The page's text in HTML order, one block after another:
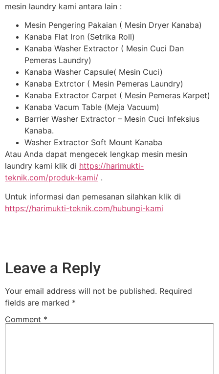
mesin laundry kami antara lain :
Mesin Pengering Pakaian ( Mesin Dryer Kanaba)
Kanaba Flat Iron (Setrika Roll)
Kanaba Washer Extractor ( Mesin Cuci Dan
Pemeras Laundry)
Kanaba Washer Capsule( Mesin Cuci)
Kanaba Extrctor ( Mesin Pemeras Laundry)
Kanaba Extractor Carpet ( Mesin Pemeras Karpet)
Kanaba Vacum Table (Meja Vacuum)
Barrier Washer Extractor – Mesin Cuci Infeksius
Kanaba.
Washer Extractor Soft Mount Kanaba
Atau Anda dapat mengecek lengkap mesin mesin
laundry kami klik di https://harimukti-
teknik.com/produk-kami/ .
Untuk informasi dan pemesanan silahkan klik di
https://harimukti-teknik.com/hubungi-kami
Leave a Reply
Your email address will not be published. Required
fields are marked *
Comment *